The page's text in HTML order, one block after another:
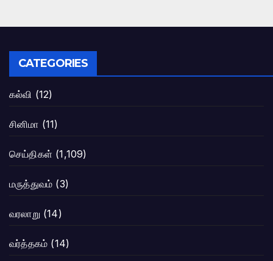
CATEGORIES
கல்வி (12)
சினிமா (11)
செய்திகள் (1,109)
மருத்துவம் (3)
வரலாறு (14)
வர்த்தகம் (14)